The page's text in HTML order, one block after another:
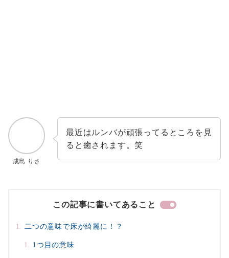
成島 りさ
最近はルンバが頑張ってるところを見
ると癒されます。笑
この記事に書いてあること
二つの意味で床が綺麗に！？
1つ目の意味